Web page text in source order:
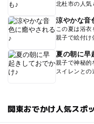
北杜市の人気
涼やかな音
この夏は浴衣
親子で絵付け
夏の朝に早
親子で神秘的
スイレンとの
関東おでかけ人気スポ